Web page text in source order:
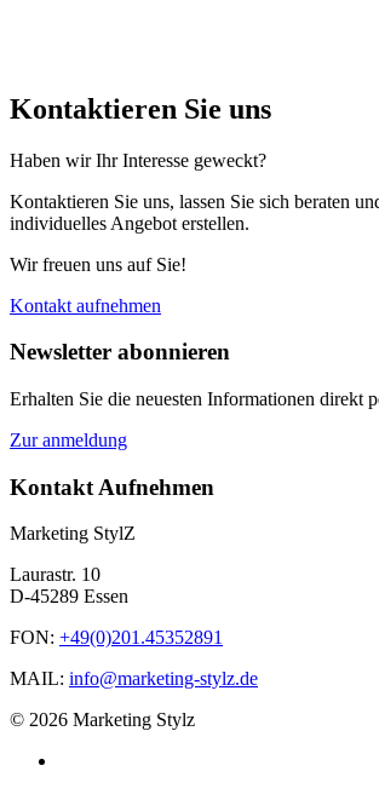
Kontaktieren Sie uns
Haben wir Ihr Interesse geweckt?
Kontaktieren Sie uns, lassen Sie sich beraten
individuelles Angebot erstellen.
Wir freuen uns auf Sie!
Kontakt aufnehmen
Newsletter abonnieren
Erhalten Sie die neuesten Informationen direkt
Zur anmeldung
Kontakt Aufnehmen
Marketing StylZ
Laurastr. 10
D-45289 Essen
FON: +49(0)201.45352891
MAIL: info@marketing-stylz.de
© 2026 Marketing Stylz